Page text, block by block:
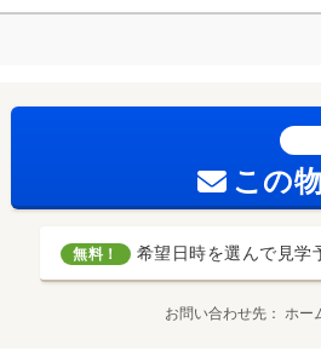
この
無料！ 希望日時を選んで見学
お問い合わせ先 ホー